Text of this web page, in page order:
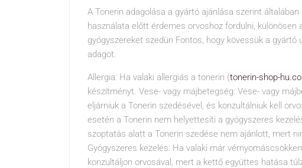
A Tonerin adagolása a gyártó ajánlása szerint
használata előtt érdemes orvoshoz fordulni, különösen
gyógyszereket szedün Fontos, hogy kövessük a
adagot.
Allergia: Ha valaki allergiás a tonerin (tonerin-shop-
készítményt. Vese- vagy májbetegség: Vese- vagy
eljárniuk a Tonerin szedésével, és konzultálniuk kell
esetén a Tonerin nem helyettesíti a gyógyszeres
szoptatás alatt a Tonerin szedése nem ajánlott, mert
Gyógyszeres kezelés: Ha valaki már
konzultáljon orvosával, mert a kettő együttes hatása